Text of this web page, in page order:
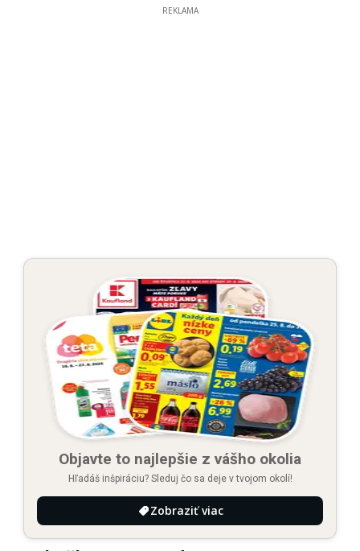
REKLAMA
Objavte to najlepšie z vášho okolia
Hľadáš inšpiráciu? Sleduj čo sa deje v tvojom okolí!
Zobraziť viac